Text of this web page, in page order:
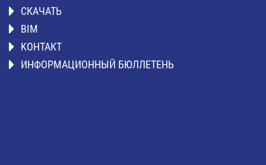
СКАЧАТЬ
BIM
KОНТАКТ
ИНФОРМАЦИОННЫЙ БЮЛЛЕТЕНЬ